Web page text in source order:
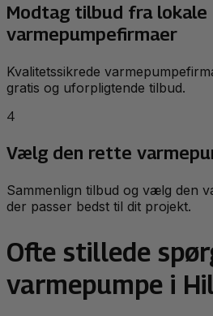
Modtag tilbud fra lokale
varmepumpefirmaer
Kvalitetssikrede
gratis og uforpligtende tilbud.
4
Vælg den rette
Sammenlign tilbud og vælg den
der passer bedst til dit projekt.
Ofte stillede
varmepumpe i